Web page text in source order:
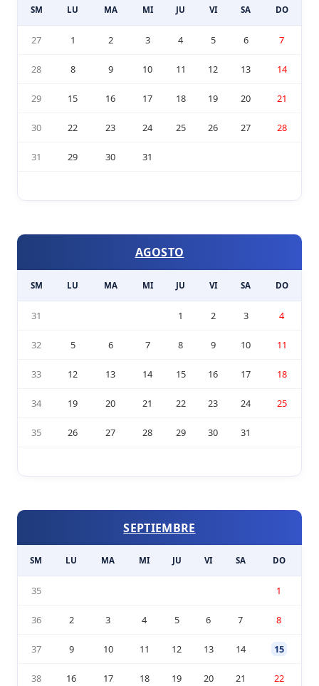
SM LU MA MI JU VI SA DO
27 1 2 3 4 5 6 7
28 8 9 10 11 12 13 14
29 15 16 17 18 19 20 21
30 22 23 24 25 26 27 28
31 29 30 31
AGOSTO
SM LU MA MI JU VI SA DO
31 1 2 3 4
32 5 6 7 8 9 10 11
33 12 13 14 15 16 17 18
34 19 20 21 22 23 24 25
35 26 27 28 29 30 31
SEPTIEMBRE
SM LU MA MI JU VI SA DO
35 1
36 2 3 4 5 6 7 8
37 9 10 11 12 13 14 15
38 16 17 18 19 20 21 22